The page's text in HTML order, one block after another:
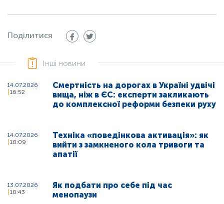
Поділитися
Інші новини
14.07.2026
16:52
Смертність на дорогах в Україні удвічі
вища, ніж в ЄС: експерти закликають
до комплексної реформи безпеки руху
14.07.2026
10:09
Техніка «поведінкова активація»: як
вийти з замкненого кола тривоги та
апатії
13.07.2026
10:43
Як подбати про себе під час
менопаузи